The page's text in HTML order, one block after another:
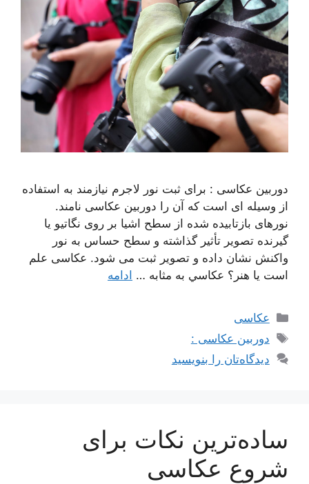
دوربین عکاسی : برای ثبت نور لاجرم نیازمند به استفاده
از وسیله ای است که آن را دوربین عکاسی نامند.
نورهای بازتابیده شده از سطح اشیا بر روی نگاتیو یا
گیرنده تصویر تأثیر گذاشته و سطح حساس به نور
واکنش نشان داده و تصویر ثبت می شود. عکاسی علم
است یا هنر؟ عکاسي به مثابه … ادامه
دسته‌ها
عکاسی
برچسب‌ها
دوربین عکاسی :
دیدگاه‌تان را بنویسید
ساده‌ترین نکات برای
شروع عکاسی